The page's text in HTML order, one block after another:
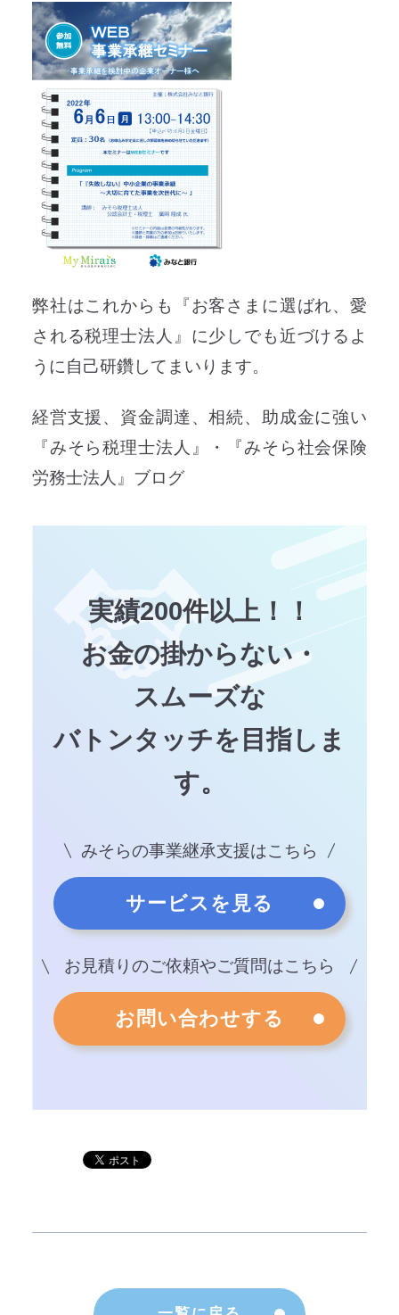
弊社はこれからも『お客さまに選ばれ、愛
される税理士法人』に少しでも近づけるよ
うに自己研鑽してまいります。
経営支援、資金調達、相続、助成金に強い
『みそら税理士法人』・『みそら社会保険
労務士法人』ブログ
実績200件以上！！
お金の掛からない・
スムーズな
バトンタッチを目指しま
す。
みそらの事業継承支援はこちら
サービスを見る
お見積りのご依頼やご質問はこちら
お問い合わせする